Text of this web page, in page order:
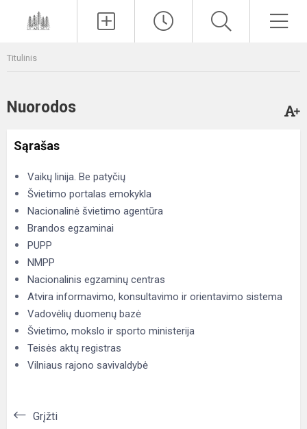
Titulinis
Nuorodos
Sąrašas
Vaikų linija. Be patyčių
Švietimo portalas emokykla
Nacionalinė švietimo agentūra
Brandos egzaminai
PUPP
NMPP
Nacionalinis egzaminų centras
Atvira informavimo, konsultavimo ir orientavimo sistema
Vadovėlių duomenų bazė
Švietimo, mokslo ir sporto ministerija
Teisės aktų registras
Vilniaus rajono savivaldybė
Grįžti